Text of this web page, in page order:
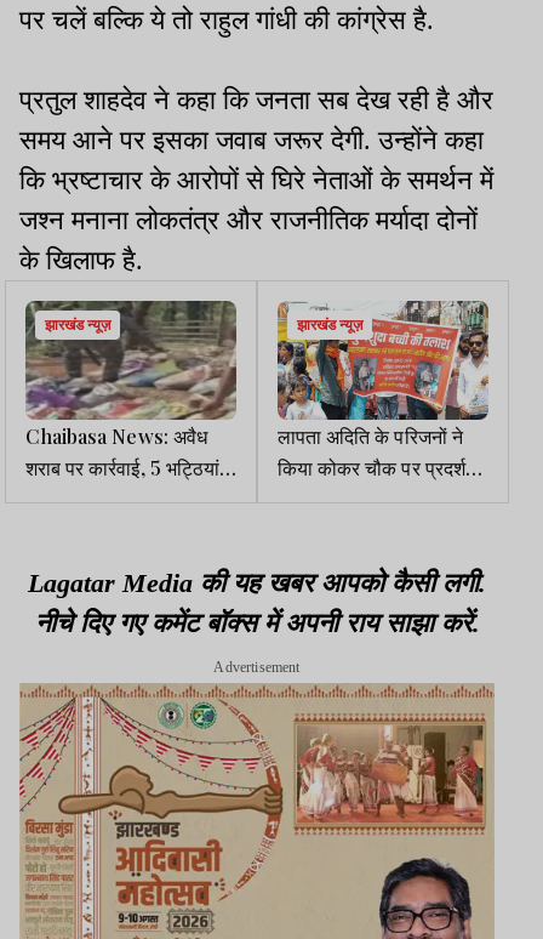
पर चलें बल्कि ये तो राहुल गांधी की कांग्रेस है.
प्रतुल शाहदेव ने कहा कि जनता सब देख रही है और
समय आने पर इसका जवाब जरूर देगी. उन्होंने कहा
कि भ्रष्टाचार के आरोपों से घिरे नेताओं के समर्थन में
जश्न मनाना लोकतंत्र और राजनीतिक मर्यादा दोनों
के खिलाफ है.
झारखंड न्यूज़
Chaibasa News: अवैध
शराब पर कार्रवाई, 5 भट्ठियां
ध्वस्त, 4000 लीटर जावा
झारखंड न्यूज़
लापता अदिति के परिजनों ने
किया कोकर चौक पर प्रदर्शन,
जांच तेज करने की मांग
Lagatar Media की यह खबर आपको कैसी लगी.
नीचे दिए गए कमेंट बॉक्स में अपनी राय साझा करें.
Advertisement